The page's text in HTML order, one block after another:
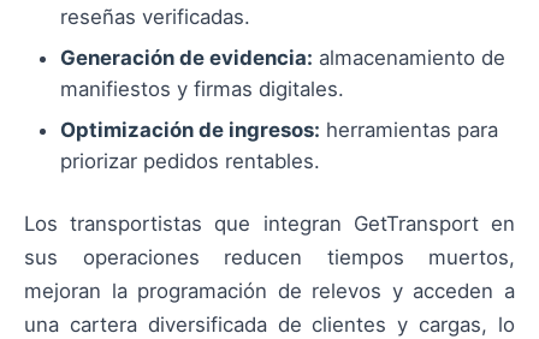
reseñas verificadas.
Generación de evidencia: almacenamiento de
manifiestos y firmas digitales.
Optimización de ingresos: herramientas para
priorizar pedidos rentables.
Los transportistas que integran GetTransport en
sus operaciones reducen tiempos muertos,
mejoran la programación de relevos y acceden a
una cartera diversificada de clientes y cargas, lo